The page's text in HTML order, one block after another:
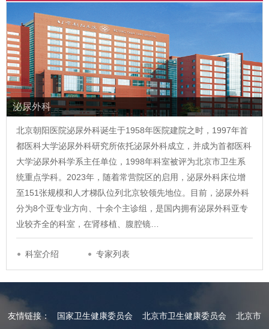
泌尿外科
北京朝阳医院泌尿外科诞生于1958年医院建院之时，1997年首
都医科大学泌尿外科研究所依托泌尿外科成立，并成为首都医科
大学泌尿外科学系主任单位，1998年科室被评为北京市卫生系
统重点学科。2023年，随着常营院区的启用，泌尿外科床位增
至151张规模和人才梯队位列北京较领先地位。目前，泌尿外科
分为8个亚专业方向、十余个主诊组，是国内拥有泌尿外科亚专
业较齐全的科室，在肾移植、腹腔镜…
科室介绍 专家列表
友情链接： 国家卫生健康委员会 北京市卫生健康委员会
北京市